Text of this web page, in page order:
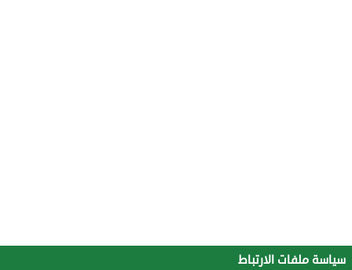
سياسة ملفات الارتباط